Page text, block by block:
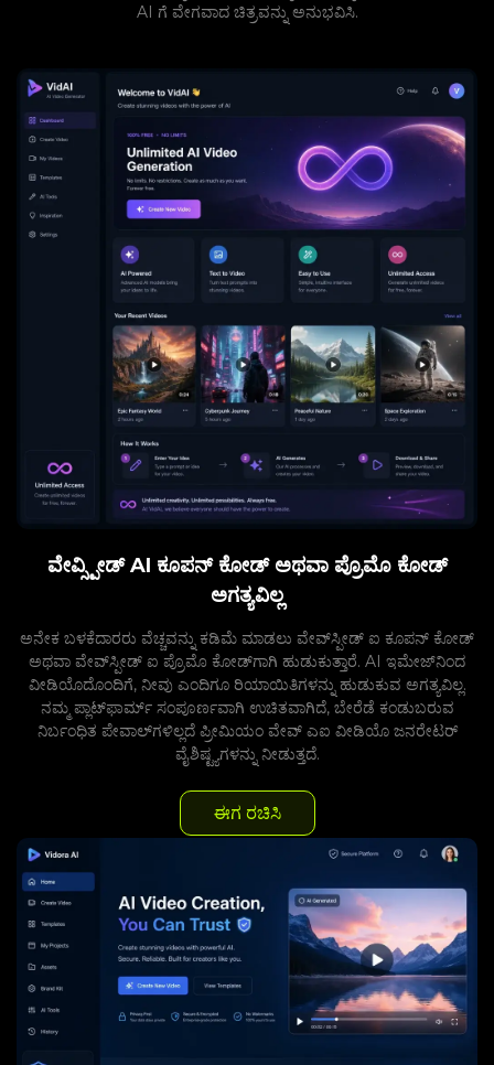
AI ಗೆ ವೇಗವಾದ ಚಿತ್ರವನ್ನು ಅನುಭವಿಸಿ.
ವೇವ್ಸ್ಪೀಡ್ AI ಕೂಪನ್ ಕೋಡ್ ಅಥವಾ ಪ್ರೊಮೊ ಕೋಡ್
ಅಗತ್ಯವಿಲ್ಲ
ಅನೇಕ ಬಳಕೆದಾರರು ವೆಚ್ಚವನ್ನು ಕಡಿಮೆ ಮಾಡಲು ವೇವ್‌ಸ್ಪೀಡ್ ಐ ಕೂಪನ್ ಕೋಡ್
ಅಥವಾ ವೇವ್‌ಸ್ಪೀಡ್ ಐ ಪ್ರೊಮೊ ಕೋಡ್‌ಗಾಗಿ ಹುಡುಕುತ್ತಾರೆ. AI ಇಮೇಜ್‌ನಿಂದ
ವೀಡಿಯೊದೊಂದಿಗೆ, ನೀವು ಎಂದಿಗೂ ರಿಯಾಯಿತಿಗಳನ್ನು ಹುಡುಕುವ ಅಗತ್ಯವಿಲ್ಲ.
ನಮ್ಮ ಪ್ಲಾಟ್‌ಫಾರ್ಮ್ ಸಂಪೂರ್ಣವಾಗಿ ಉಚಿತವಾಗಿದೆ, ಬೇರೆಡೆ ಕಂಡುಬರುವ
ನಿರ್ಬಂಧಿತ ಪೇವಾಲ್‌ಗಳಿಲ್ಲದೆ ಪ್ರೀಮಿಯಂ ವೇವ್ ಎಐ ವೀಡಿಯೊ ಜನರೇಟರ್
ವೈಶಿಷ್ಟ್ಯಗಳನ್ನು ನೀಡುತ್ತದೆ.
ಈಗ ರಚಿಸಿ